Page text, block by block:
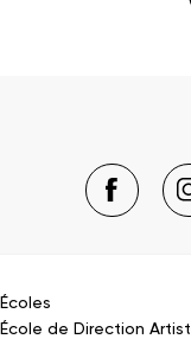
Écoles
École de Direction